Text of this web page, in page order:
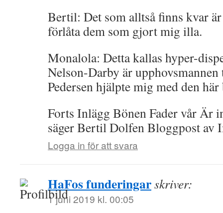
Bertil: Det som alltså finns kvar
förlåta dem som gjort mig illa.
Monalola: Detta kallas hyper-
Nelson-Darby är
Pedersen hjälpte mig med den
Forts Inlägg Bönen Fader vår Är
säger Bertil Dolfen Bloggpost av
Logga in för att svara
HaFos funderingarskriver:
1 juni 2019 kl. 00:05